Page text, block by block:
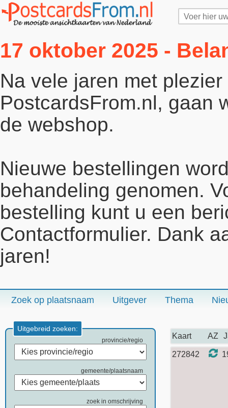
17 oktober 2025 -
Na vele jaren met
PostcardsFrom.nl, gaan
de webshop.
Nieuwe bestellingen
behandeling genomen.
bestelling kunt u een
Contactformulier. Dank
jaren!
Zoek op plaatsnaam Uitgever Thema
Uitgebreid zoeken:
provincie/regio
gemeente/plaatsnaam
zoek in omschrijving
Kaart AZ
272842